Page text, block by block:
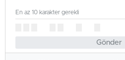
Gönder
En az 10 karakter gerekli